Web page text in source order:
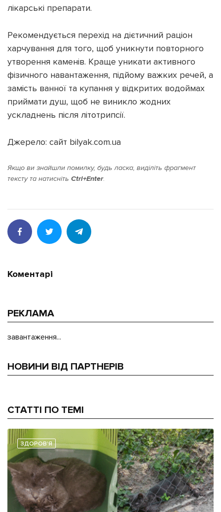
лікарські препарати.
Рекомендується перехід на дієтичний раціон
харчування для того, щоб уникнути повторного
утворення каменів. Краще уникати активного
фізичного навантаження, підйому важких речей, а
замість ванної та купання у відкритих водоймах
приймати душ, щоб не виникло жодних
ускладнень після літотрипсії.
Джерело: сайт bilyak.com.ua
Якщо ви знайшли помилку, будь ласка, виділіть фрагмент
тексту та натисніть Ctrl+Enter.
Коментарі
РЕКЛАМА
завантаження...
НОВИНИ ВІД ПАРТНЕРІВ
СТАТТІ ПО ТЕМІ
ЗДОРОВ'Я